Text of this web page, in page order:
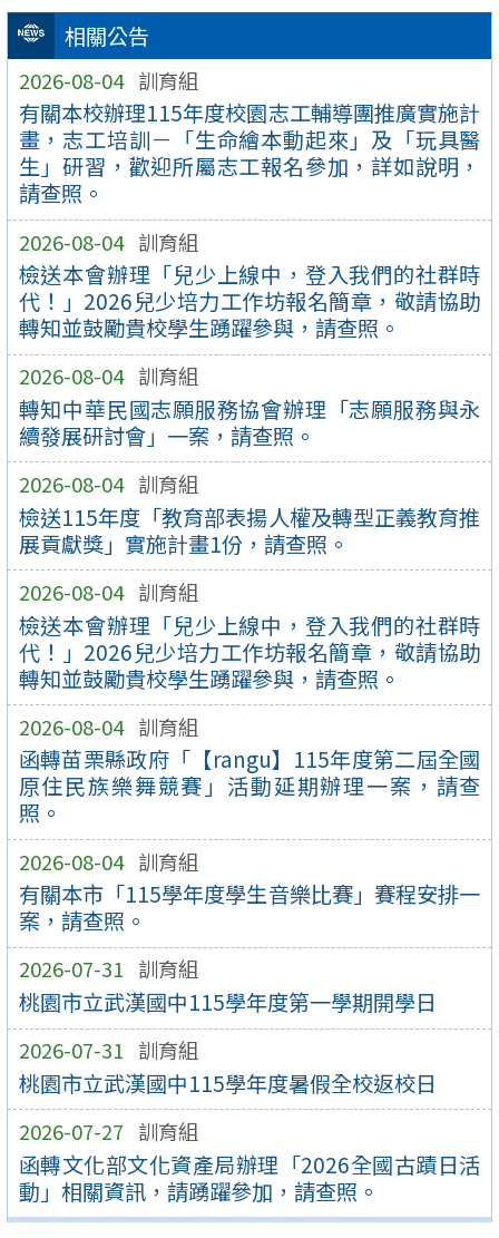
相關公告
2026-08-04 訓育組
有關本校辦理115年度校園志工輔導團推廣實施計
畫，志工培訓－「生命繪本動起來」及「玩具醫
生」研習，歡迎所屬志工報名參加，詳如說明，
請查照。
2026-08-04 訓育組
檢送本會辦理「兒少上線中，登入我們的社群時
代！」2026兒少培力工作坊報名簡章，敬請協助
轉知並鼓勵貴校學生踴躍參與，請查照。
2026-08-04 訓育組
轉知中華民國志願服務協會辦理「志願服務與永
續發展研討會」一案，請查照。
2026-08-04 訓育組
檢送115年度「教育部表揚人權及轉型正義教育推
展貢獻獎」實施計畫1份，請查照。
2026-08-04 訓育組
檢送本會辦理「兒少上線中，登入我們的社群時
代！」2026兒少培力工作坊報名簡章，敬請協助
轉知並鼓勵貴校學生踴躍參與，請查照。
2026-08-04 訓育組
函轉苗栗縣政府「【rangu】115年度第二屆全國
原住民族樂舞競賽」活動延期辦理一案，請查
照。
2026-08-04 訓育組
有關本市「115學年度學生音樂比賽」賽程安排一
案，請查照。
2026-07-31 訓育組
桃園市立武漢國中115學年度第一學期開學日
2026-07-31 訓育組
桃園市立武漢國中115學年度暑假全校返校日
2026-07-27 訓育組
函轉文化部文化資產局辦理「2026全國古蹟日活
動」相關資訊，請踴躍參加，請查照。